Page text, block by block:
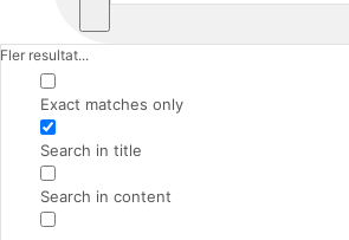
Fler resultat...
Exact matches only
Search in title
Search in content